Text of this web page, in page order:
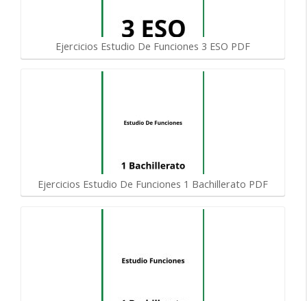
Ejercicios Estudio De Funciones 3 ESO PDF
Ejercicios Estudio De Funciones 1 Bachillerato PDF